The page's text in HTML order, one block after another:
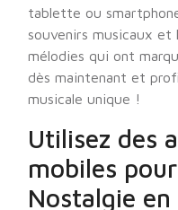
tablette ou
souvenirs musicaux et
mélodies qui ont
dès maintenant et
musicale unique !
Utilisez des
mobiles
Nostalgie